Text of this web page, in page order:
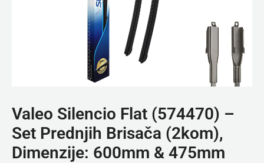
Valeo Silencio Flat (574470) –
Set Prednjih Brisača (2kom),
Dimenzije: 600mm & 475mm